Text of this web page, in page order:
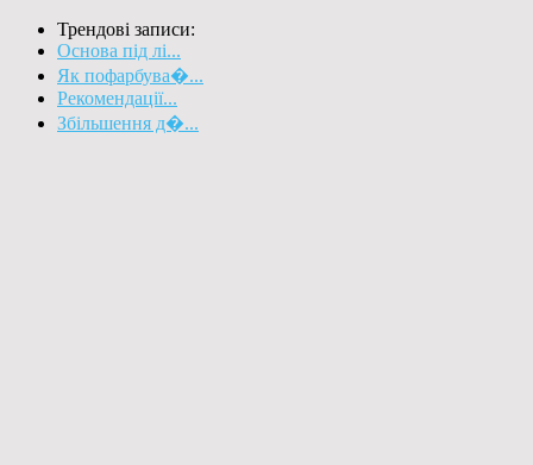
Трендові записи:
Основа під лі...
Як пофарбува�...
Рекомендації...
Збільшення д�...